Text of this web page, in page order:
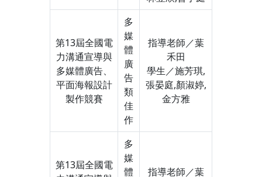
第13屆全國電
力溝通宣導與
多媒體廣告、
平面海報設計
製作競賽
多
媒
體
廣
告
類
佳
作
指導老師／葉
禾田
學生／施芳琪,
張晏庭,顏淑婷,
金方雅
第13屆全國電
多
媒
體
指導老師／葉